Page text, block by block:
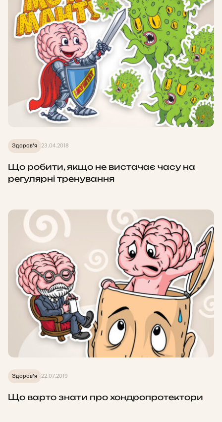
Здоров'я 23.04.2018
Що робити, якщо не вистачає часу на
регулярні тренування
Здоров'я 22.07.2019
Що варто знати про хондропротектори